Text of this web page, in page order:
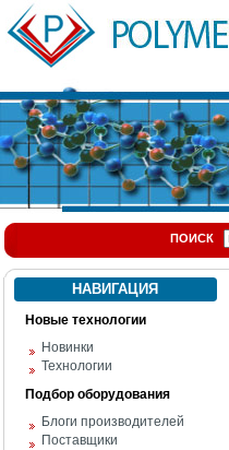
ПОИСК
НАВИГАЦИЯ
Новые технологии
Новинки
Технологии
Подбор оборудования
Блоги производителей
Поставщики